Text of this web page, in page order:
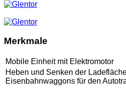
Merkmale
Mobile Einheit mit Elektromotor
Heben und Senken der
Eisenbahnwaggons für den